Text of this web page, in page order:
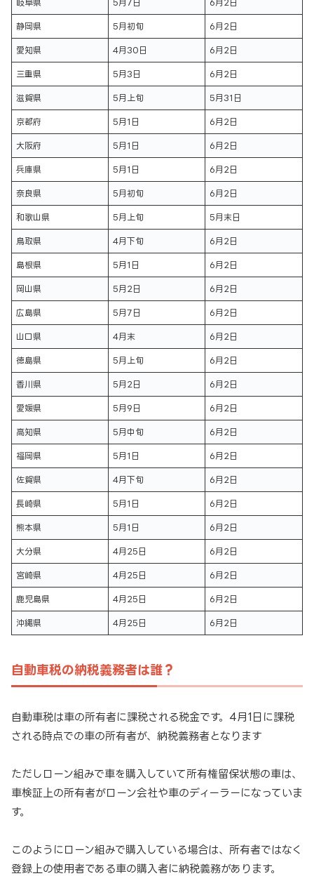
岐阜県 5月7日 6月2日
静岡県 5月初旬 6月2日
愛知県 4月30日 6月2日
三重県 5月3日 6月2日
滋賀県 5月上旬 5月31日
京都府 5月1日 6月2日
大阪府 5月1日 6月2日
兵庫県 5月1日 6月2日
奈良県 5月初旬 6月2日
和歌山県 5月上旬 5月末日
鳥取県 4月下旬 6月2日
島根県 5月1日 6月2日
岡山県 5月2日 6月2日
広島県 5月7日 6月2日
山口県 4月末 6月2日
徳島県 5月上旬 6月2日
香川県 5月2日 6月2日
愛媛県 5月9日 6月2日
高知県 5月中旬 6月2日
福岡県 5月1日 6月2日
佐賀県 4月下旬 6月2日
長崎県 5月1日 6月2日
熊本県 5月1日 6月2日
大分県 4月25日 6月2日
宮崎県 4月25日 6月2日
鹿児島県 4月25日 6月2日
沖縄県 4月25日 6月2日
自動車税の納税義務者は誰？
自動車税は車の所有者に課税される税金です。4月1日に課税
される時点での車の所有者が、納税義務者となります
ただしローン組みで車を購入していて所有権留保状態の車は、
車検証上の所有者がローン会社や車のディーラーになっていま
す。
このようにローン組みで購入している場合は、所有者ではなく
登録上の使用者である車の購入者に納税義務があります。